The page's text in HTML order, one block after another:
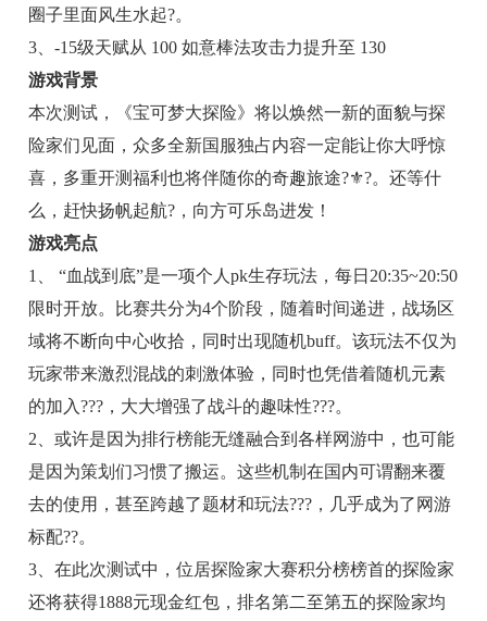
圈子里面风生水起?。
3、-15级天赋从 100 如意棒法攻击力提升至 130
游戏背景
本次测试，《宝可梦大探险》将以焕然一新的面貌与探
险家们见面，众多全新国服独占内容一定能让你大呼惊
喜，多重开测福利也将伴随你的奇趣旅途?⚜?。还等什
么，赶快扬帆起航?，向方可乐岛进发！
游戏亮点
1、 “血战到底”是一项个人pk生存玩法，每日20:35~20:50
限时开放。比赛共分为4个阶段，随着时间递进，战场区
域将不断向中心收拾，同时出现随机buff。该玩法不仅为
玩家带来激烈混战的刺激体验，同时也凭借着随机元素
的加入???，大大增强了战斗的趣味性???。
2、或许是因为排行榜能无缝融合到各样网游中，也可能
是因为策划们习惯了搬运。这些机制在国内可谓翻来覆
去的使用，甚至跨越了题材和玩法???，几乎成为了网游
标配??。
3、在此次测试中，位居探险家大赛积分榜榜首的探险家
还将获得1888元现金红包，排名第二至第五的探险家均